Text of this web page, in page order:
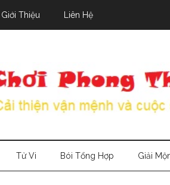
Giới Thiệu Liên Hệ
Tử Vi Bói Tổng Hợp Giải